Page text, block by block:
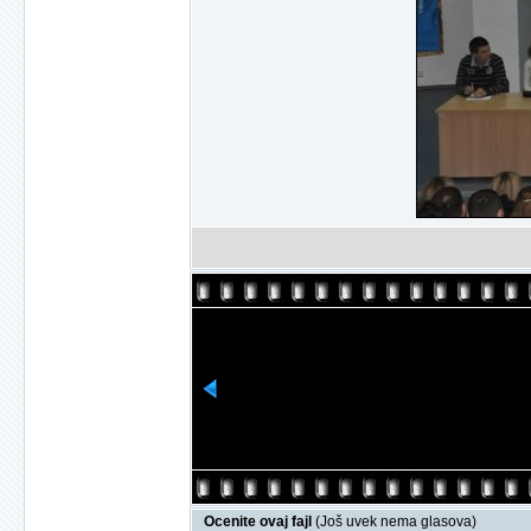
Ocenite ovaj fajl (Još uvek nema glasova)